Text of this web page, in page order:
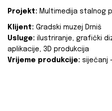
Projekt: Multimedija stalnog
Klijent: Gradski muzej Drniš
Usluge: ilustriranje, grafički
aplikacije, 3D produkcija
Vrijeme produkcije: siječanj